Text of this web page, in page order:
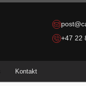
+47 22
Kontakt